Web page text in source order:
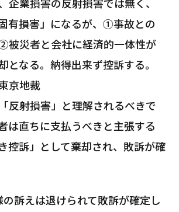
有損害」になるが、①事故との
被災者と会社に経済的一体性が
となる。納得出来ず控訴する。
京地裁
反射損害」と理解されるべきで
は直ちに支払うべきと主張する
控訴」として棄却され、敗訴が確
訴えは退けられて敗訴が確定し